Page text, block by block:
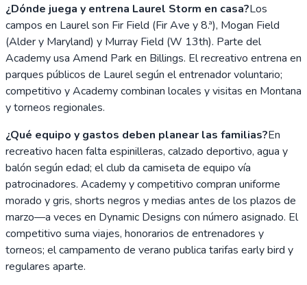
¿Dónde juega y entrena Laurel Storm en casa?Los
campos en Laurel son Fir Field (Fir Ave y 8.ª), Mogan Field
(Alder y Maryland) y Murray Field (W 13th). Parte del
Academy usa Amend Park en Billings. El recreativo entrena en
parques públicos de Laurel según el entrenador voluntario;
competitivo y Academy combinan locales y visitas en Montana
y torneos regionales.
¿Qué equipo y gastos deben planear las familias?En
recreativo hacen falta espinilleras, calzado deportivo, agua y
balón según edad; el club da camiseta de equipo vía
patrocinadores. Academy y competitivo compran uniforme
morado y gris, shorts negros y medias antes de los plazos de
marzo—a veces en Dynamic Designs con número asignado. El
competitivo suma viajes, honorarios de entrenadores y
torneos; el campamento de verano publica tarifas early bird y
regulares aparte.